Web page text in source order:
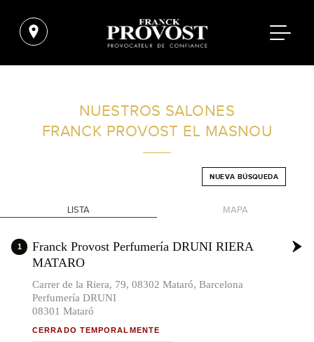
FILTROS AVANZADOS
NUESTROS SALONES
FRANCK PROVOST EL MASNOU
NUEVA BÚSQUEDA
LISTA MAPA
+
1
Franck Provost Perfumería DRUNI RIERA
MATARO
Carrer de la Riera, 79, 08302 Mataró, Barcelona
Perfumería DRUNI
08301 Mataró
CERRADO TEMPORALMENTE